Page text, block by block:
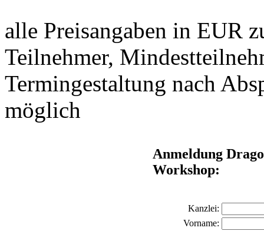
alle Preisangaben in EUR
Teilnehmer,
Termingestaltung nach
möglich
Anmeldung
Workshop:
Kanzlei:
Vorname: